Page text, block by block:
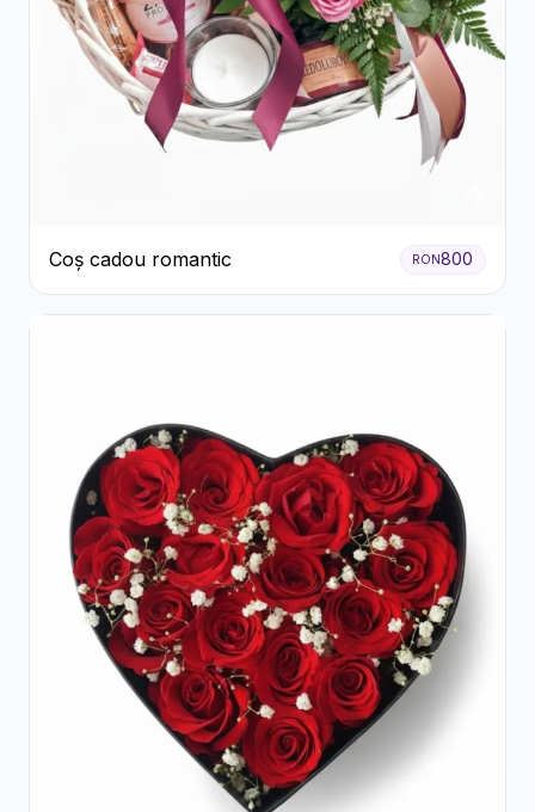
Coș cadou romantic RON800